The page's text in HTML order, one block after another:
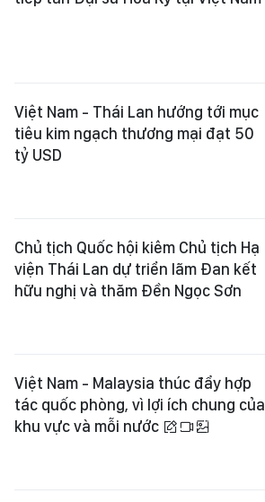
Việt Nam - Thái Lan hướng tới mục
tiêu kim ngạch thương mại đạt 50
tỷ USD
Chủ tịch Quốc hội kiêm Chủ tịch Hạ
viện Thái Lan dự triển lãm Đan kết
hữu nghị và thăm Đền Ngọc Sơn
Việt Nam - Malaysia thúc đẩy hợp
tác quốc phòng, vì lợi ích chung của
khu vực và mỗi nước